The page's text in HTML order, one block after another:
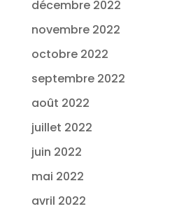
décembre 2022
novembre 2022
octobre 2022
septembre 2022
août 2022
juillet 2022
juin 2022
mai 2022
avril 2022